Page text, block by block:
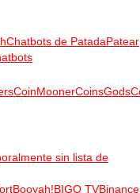
Chatbots de PatadaPatear
CoinMoonerCoinsGods
sin lista de
Booyah!BIGO TVBinance